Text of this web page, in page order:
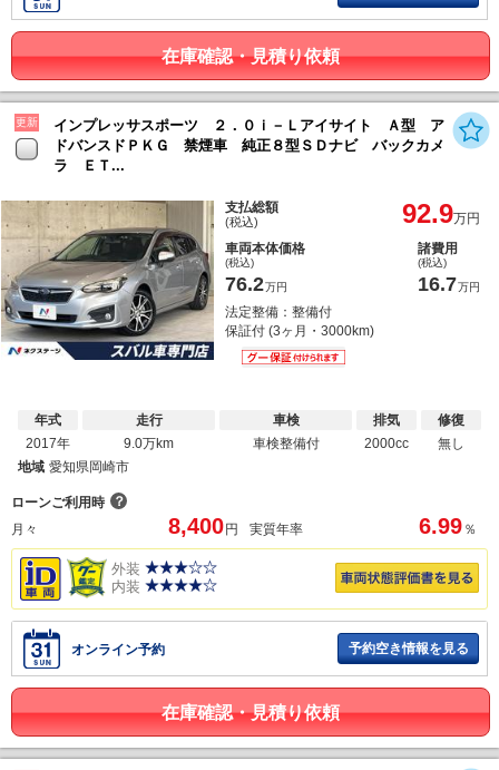
在庫確認・見積り依頼
更新
インプレッサスポーツ ２．０ｉ－Ｌアイサイト Ａ型 ア
ドバンスドＰＫＧ 禁煙車 純正８型ＳＤナビ バックカメ
ラ ＥＴ...
支払総額
(税込) 92.9万円
車両本体価格
(税込)
76.2万円
諸費用
(税込)
16.7万円
法定整備：整備付
保証付 (3ヶ月・3000km)
年式
2017年
走行
9.0万km
車検
車検整備付
排気
2000cc
修復
無し
地域 愛知県岡崎市
ローンご利用時 ？
月々
8,400円 実質年率 6.99 ％
外装
内装
オンライン予約 予約空き情報を見る
在庫確認・見積り依頼